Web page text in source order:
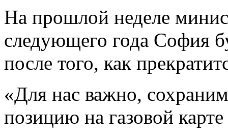
На прошлой неделе
следующего года София
после того, как
«Для нас важно,
позицию на газовой